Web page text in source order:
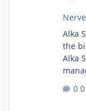
Alka
the
Alka